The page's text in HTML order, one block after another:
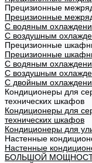
Прецизионные
Прецизионные
С водяным
С воздушным
Прецизионные
Прецизионные
С водяным
С воздушным
С двойным
Кондиционеры для
технических шкафов
Кондиционеры для
технических шкафов
Кондиционеры для
Настенные
Настенные
БОЛЬШОЙ МОЩНОСТИ